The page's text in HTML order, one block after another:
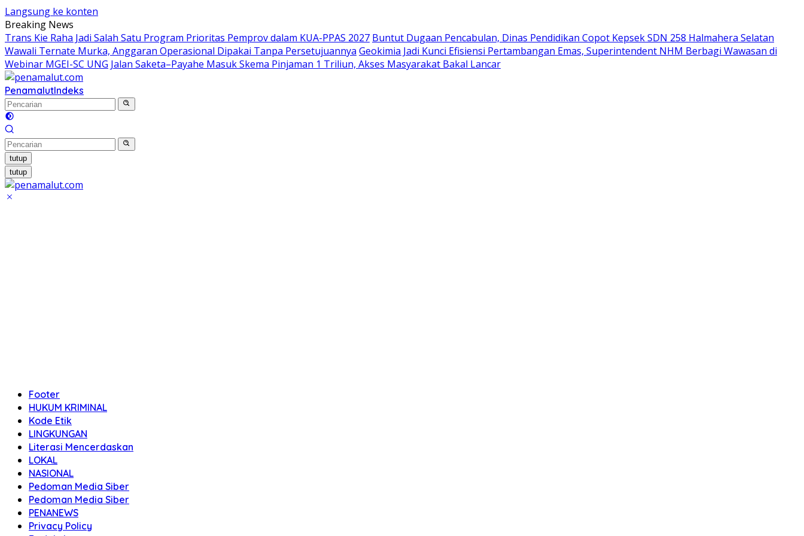
Langsung ke konten
Breaking News
Trans Kie Raha Jadi Salah Satu Program Prioritas Pemprov dalam KUA-PPAS 2027 Buntut Dugaan Pencabulan, Dinas Pendidikan Copot Kepsek SDN 258 Halmahera Selatan
Wawali Ternate Murka, Anggaran Operasional Dipakai Tanpa Persetujuannya Geokimia Jadi Kunci Efisiensi Pertambangan Emas, Superintendent NHM Berbagi Wawasan di
Webinar MGEI-SC UNG Jalan Saketa–Payahe Masuk Skema Pinjaman 1 Triliun, Akses Masyarakat Bakal Lancar
PenamalutIndeks
tutup
tutup
Footer
HUKUM KRIMINAL
Kode Etik
LINGKUNGAN
Literasi Mencerdaskan
LOKAL
NASIONAL
Pedoman Media Siber
Pedoman Media Siber
PENANEWS
Privacy Policy